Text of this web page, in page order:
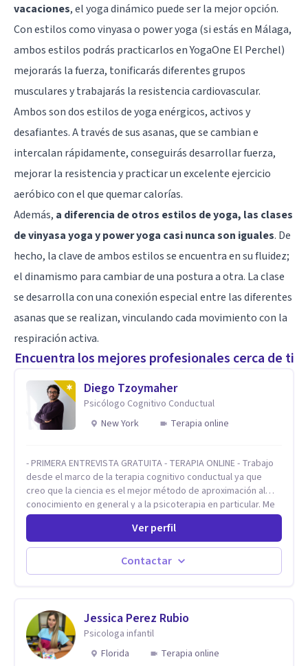
vacaciones, el yoga dinámico puede ser la mejor opción.
Con estilos como vinyasa o power yoga (si estás en Málaga,
ambos estilos podrás practicarlos enYogaOne El Perchel)
mejorarás la fuerza, tonificarás diferentes grupos
musculares y trabajarás la resistencia cardiovascular.
Ambos son dos estilos de yoga enérgicos, activos y
desafiantes. A través de sus asanas, que se cambian e
intercalan rápidamente, conseguirás desarrollar fuerza,
mejorar la resistencia y practicar un excelente ejercicio
aeróbico con el que quemar calorías.
Además, a diferencia de otros estilos de yoga, las clases
de vinyasa yoga y power yoga casi nunca son iguales. De
hecho, la clave de ambos estilos se encuentra en su fluidez;
el dinamismo para cambiar de una postura a otra. La clase
se desarrolla con una conexión especial entre las diferentes
asanas que se realizan, vinculando cada movimiento con la
respiración activa.
Encuentra los mejores profesionales cerca de ti
Diego Tzoymaher
Psicólogo Cognitivo Conductual
New York
Terapia online
- PRIMERA ENTREVISTA GRATUITA - TERAPIA ONLINE - Trabajo
desde el marco de la terapia cognitivo conductual ya que
creo que la ciencia es el mejor método de aproximación al
conocimiento en general y a la psicoterapia en particular. Me
interesan los procesos de cambio conductual por los que una
persona pueda alcanzar sus objetivos, transitando,
aceptando y modificando sus patrones cognitivos y
emocionales. Abordo patologías específicas como trastornos
de ansiedad y del ánimo, y también crisis vitales y procesos
Ver perfil
Contactar
Jessica Perez Rubio
Psicologa infantil
Florida
Terapia online